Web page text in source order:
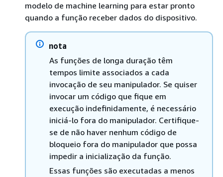
modelo de machine learning para estar pronto
quando a função receber dados do dispositivo.
nota
As funções de longa duração têm
tempos limite associados a cada
invocação de seu manipulador. Se quiser
invocar um código que fique em
execução indefinidamente, é necessário
iniciá-lo fora do manipulador. Certifique-
se de não haver nenhum código de
bloqueio fora do manipulador que possa
impedir a inicialização da função.
Essas funções são executadas a menos